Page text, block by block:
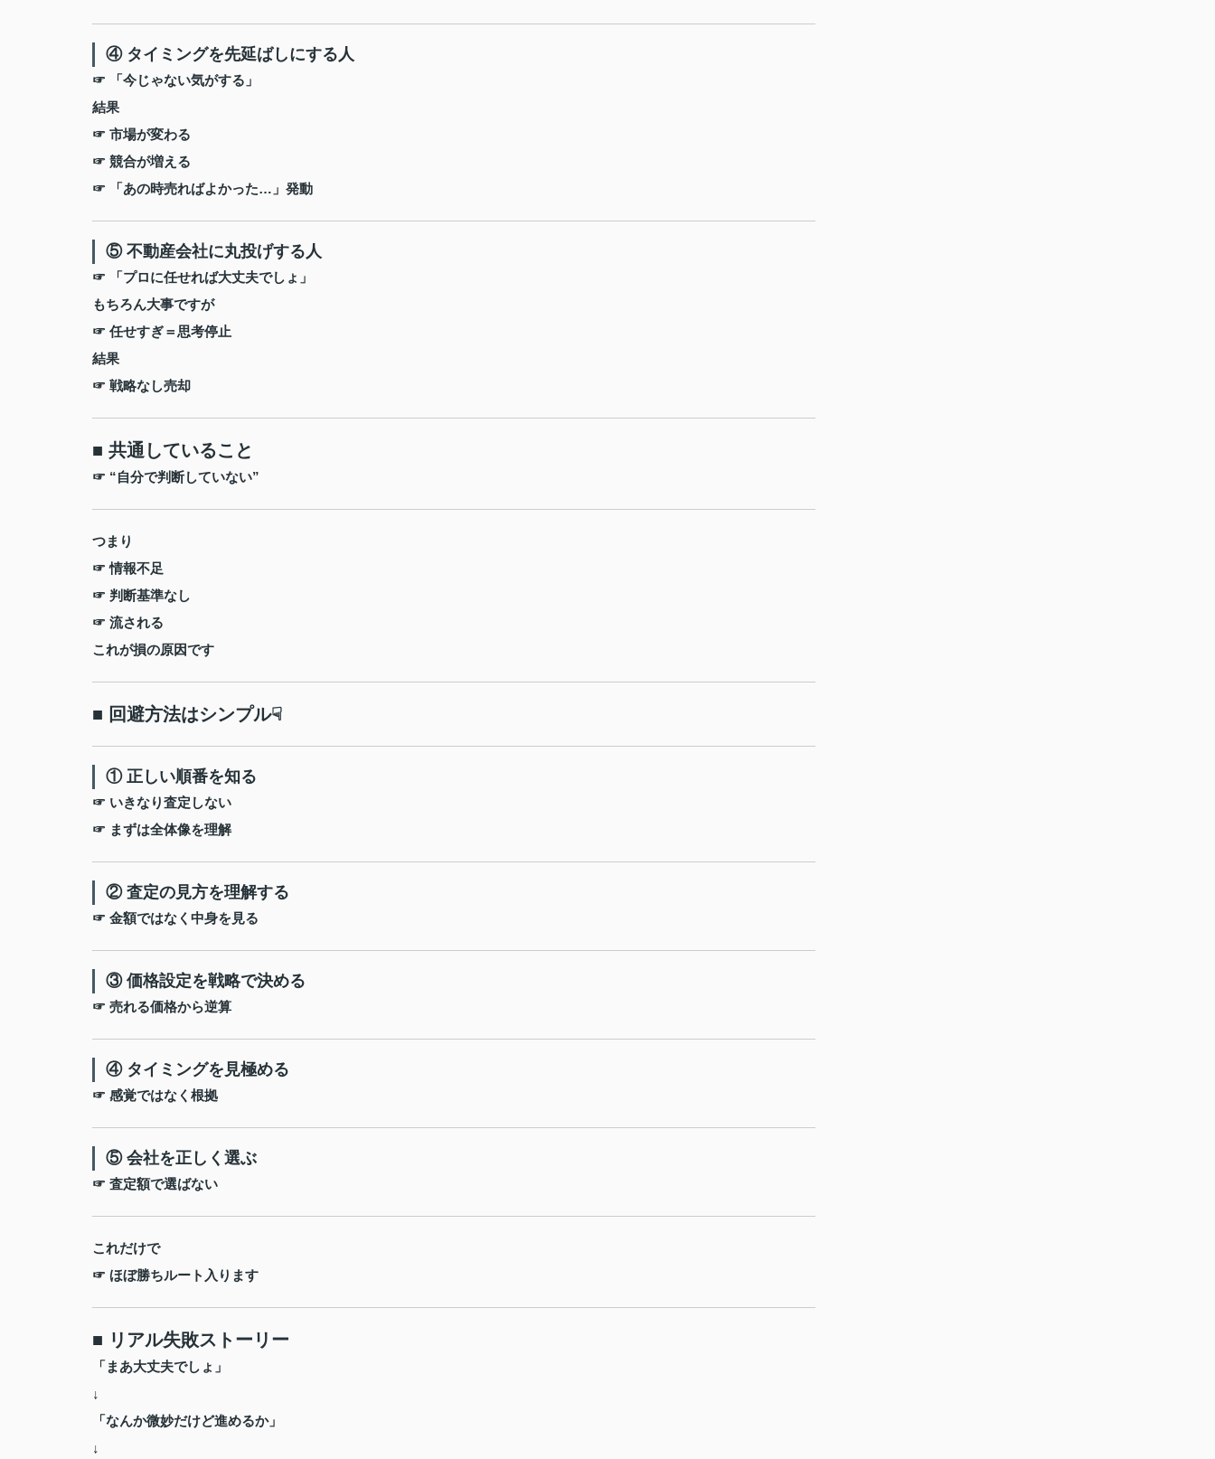
④ タイミングを先延ばしにする人
☞ 「今じゃない気がする」
結果
☞ 市場が変わる
☞ 競合が増える
☞ 「あの時売ればよかった…」発動
⑤ 不動産会社に丸投げする人
☞ 「プロに任せれば大丈夫でしょ」
もちろん大事ですが
☞ 任せすぎ＝思考停止
結果
☞ 戦略なし売却
■ 共通していること
☞ “自分で判断していない”
つまり
☞ 情報不足
☞ 判断基準なし
☞ 流される
これが損の原因です
■ 回避方法はシンプル☟
① 正しい順番を知る
☞ いきなり査定しない
☞ まずは全体像を理解
② 査定の見方を理解する
☞ 金額ではなく中身を見る
③ 価格設定を戦略で決める
☞ 売れる価格から逆算
④ タイミングを見極める
☞ 感覚ではなく根拠
⑤ 会社を正しく選ぶ
☞ 査定額で選ばない
これだけで
☞ ほぼ勝ちルート入ります
■ リアル失敗ストーリー
「まあ大丈夫でしょ」
↓
「なんか微妙だけど進めるか」
↓